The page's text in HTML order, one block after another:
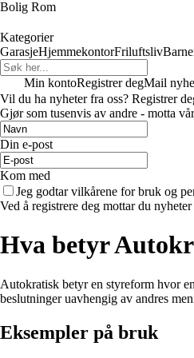
Bolig Rom
Kategorier
GarasjeHjemmekontorFriluftsliv
Min kontoRegistrer degMail
Vil du ha nyheter fra oss? Registrer
Gjør som tusenvis av andre - motta
Din e-post
Kom med
Jeg godtar vilkårene for bruk og
Ved å registrere deg mottar du
Hva betyr
Autokratisk betyr en styreform hvor
beslutninger uavhengig av andres
Eksempler på bruk